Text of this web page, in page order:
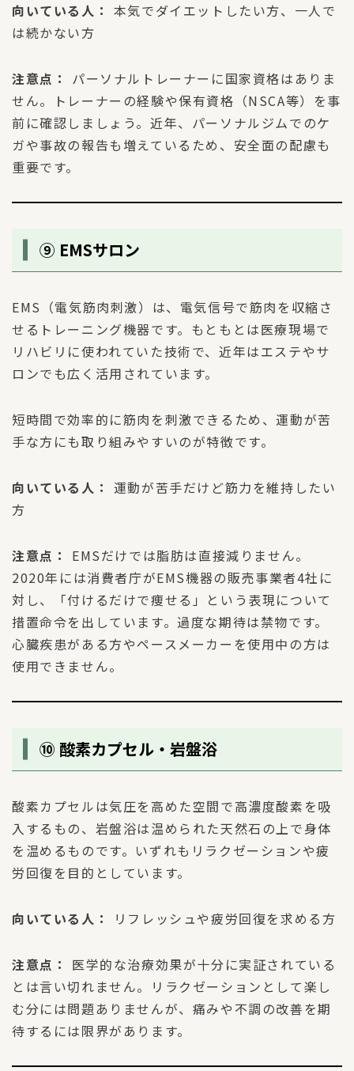
向いている人： 本気でダイエットしたい方、一人で
は続かない方
注意点：
パーソナルトレーナーに国家資格はありま
せん。トレーナーの経験や保有資格（NSCA等）を事
前に確認しましょう。近年、パーソナルジムでのケ
ガや事故の報告も増えているため、安全面の配慮も
重要です。
⑨ EMSサロン
EMS（電気筋肉刺激）は、電気信号で筋肉を収縮さ
せるトレーニング機器です。もともとは医療現場で
リハビリに使われていた技術で、近年はエステやサ
ロンでも広く活用されています。
短時間で効率的に筋肉を刺激できるため、運動が苦
手な方にも取り組みやすいのが特徴です。
向いている人： 運動が苦手だけど筋力を維持したい
方
注意点：
EMSだけでは脂肪は直接減りません。
2020年には消費者庁がEMS機器の販売事業者4社に
対し、「付けるだけで痩せる」という表現について
措置命令を出しています。過度な期待は禁物です。
心臓疾患がある方やペースメーカーを使用中の方は
使用できません。
⑩ 酸素カプセル・岩盤浴
酸素カプセルは気圧を高めた空間で高濃度酸素を吸
入するもの、岩盤浴は温められた天然石の上で身体
を温めるものです。いずれもリラクゼーションや疲
労回復を目的としています。
向いている人： リフレッシュや疲労回復を求める方
注意点：
医学的な治療効果が十分に実証されている
とは言い切れません。リラクゼーションとして楽し
む分には問題ありませんが、痛みや不調の改善を期
待するには限界があります。